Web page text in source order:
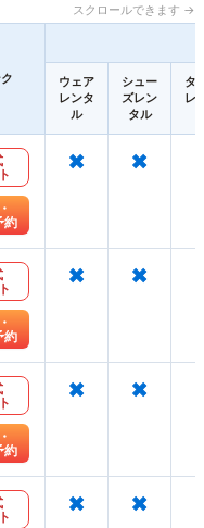
スクロールできます →
ウェア
レンタ
ル
シュー
ズレン
タル
タ
レ
約
× ×
約
× ×
約
× ×
× ×